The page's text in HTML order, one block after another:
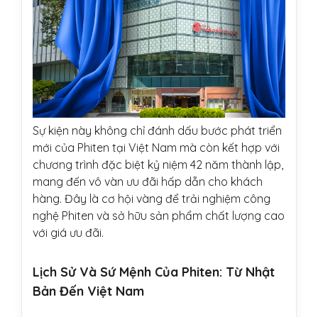
Sự kiện này không chỉ đánh dấu bước phát triển
mới của Phiten tại Việt Nam mà còn kết hợp với
chương trình đặc biệt kỷ niệm 42 năm thành lập,
mang đến vô vàn ưu đãi hấp dẫn cho khách
hàng. Đây là cơ hội vàng để trải nghiệm công
nghệ Phiten và sở hữu sản phẩm chất lượng cao
với giá ưu đãi.
Lịch Sử Và Sứ Mệnh Của Phiten: Từ Nhật
Bản Đến Việt Nam